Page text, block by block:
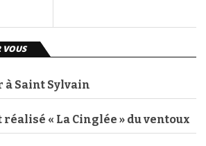
VOUS
Saint Sylvain
« La Cinglée » du ventoux